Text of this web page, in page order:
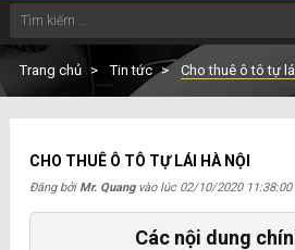
Trang chủ Tin tức Cho thuê ô tô tự
CHO THUÊ Ô TÔ TỰ LÁI HÀ NỘI
Đăng bởiMr. Quangvào lúc 02/10/2020 11:38:00
Các nội dung